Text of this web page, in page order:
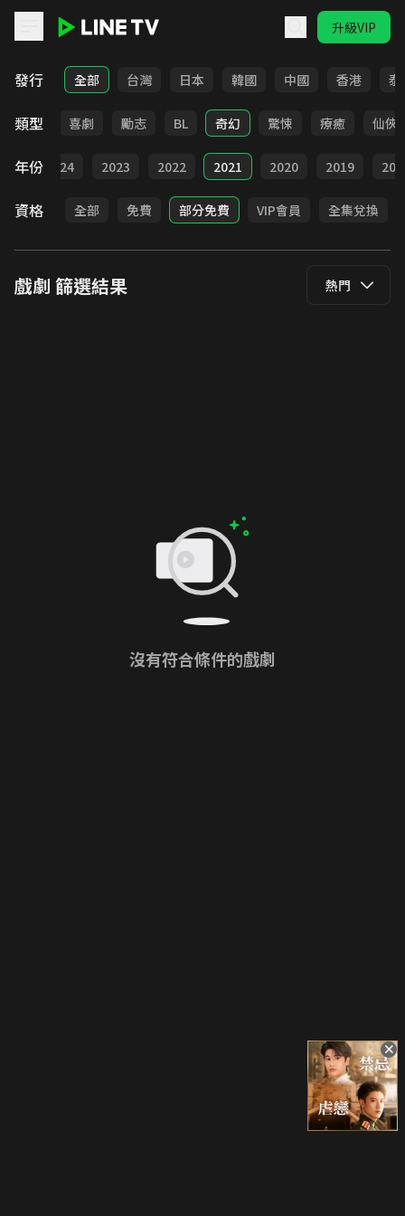
升級VIP
LINE TV - 戲劇
發行 全部 台灣 日本 韓國 中國 香港 泰
類型
懸疑 喜劇 勵志 BL 奇幻 驚悚 療癒 仙俠
年份 2024 2023 2022 2021 2020 2019
資格 全部 免費 部分免費 VIP會員 全集兌換
戲劇 篩選結果 熱門
沒有符合條件的戲劇